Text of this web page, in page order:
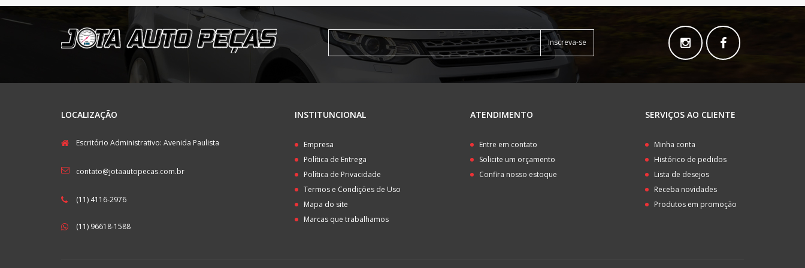
Inscreva-se
LOCALIZAÇÃO
Escritório Administrativo: Avenida Paulista
contato@jotaautopecas.com.br
(11) 4116-2976
(11) 96618-1588
INSTITUNCIONAL
Empresa
Política de Entrega
Política de Privacidade
Termos e Condições de Uso
Mapa do site
Marcas que trabalhamos
ATENDIMENTO
Entre em contato
Solicite um orçamento
Confira nosso estoque
SERVIÇOS AO CLIENTE
Minha conta
Histórico de pedidos
Lista de desejos
Receba novidades
Produtos em promoção